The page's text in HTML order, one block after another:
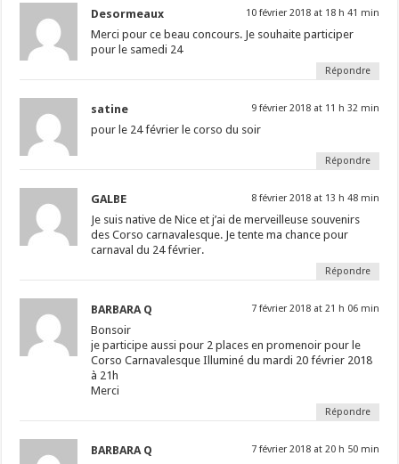
Desormeaux 10 février 2018 at 18 h 41 min
Merci pour ce beau concours. Je souhaite participer
pour le samedi 24
Répondre
satine 9 février 2018 at 11 h 32 min
pour le 24 février le corso du soir
Répondre
GALBE 8 février 2018 at 13 h 48 min
Je suis native de Nice et j’ai de merveilleuse souvenirs
des Corso carnavalesque. Je tente ma chance pour
carnaval du 24 février.
Répondre
BARBARA Q 7 février 2018 at 21 h 06 min
Bonsoir
je participe aussi pour 2 places en promenoir pour le
Corso Carnavalesque Illuminé du mardi 20 février 2018
à 21h
Merci
Répondre
BARBARA Q 7 février 2018 at 20 h 50 min